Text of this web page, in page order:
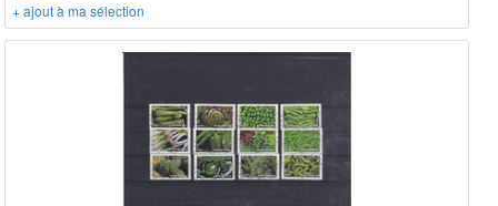
+ ajout à ma sélection